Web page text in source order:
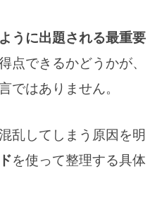
うに出題される最重要
点できるかどうかが、
ではありません。
乱してしまう原因を明
を使って整理する具体